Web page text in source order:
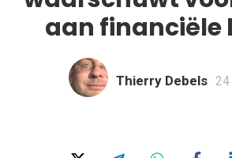
aan financiële
Thierry Debels 24